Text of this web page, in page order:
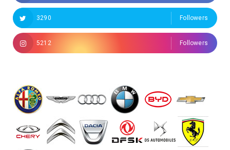
3290 Followers
5212 Followers